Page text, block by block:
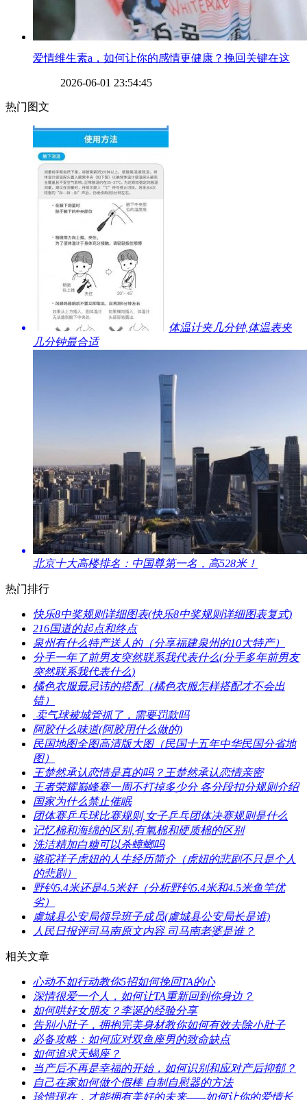
​爱情维生素a，如何让你的感情更健康？挽回关键在这
2026-06-01 23:54:45
热门图文
​体温计夹几分钟,体温表夹
几分钟最合适
​北京十大高楼排名：中国尊第一名，高528米！
热门排行
​快乐8中奖规则详细图表(快乐8中奖规则详细图表复式)
​216国道的起点和终点
​泉州有什么特产送人的（分享福建泉州的10大特产）
​分手一年了前男友突然联系我代表什么(分手多年前男友
突然联系我代表什么)
​橘色衣服最忌讳的搭配（橘色衣服怎样搭配才不会出
错）
​ 卖气球被城管抓了，需要罚款吗
​阿胶什么味道(阿胶用什么做的)
​民国地图全图高清版大图（民国十五年中华民国分省地
图）
​王楚然承认恋情是真的吗？王楚然承认恋情亲密
​王者荣耀巅峰赛一周不打掉多少分 各分段扣分规则介绍
​国家为什么禁止催眠
​团体赛乒乓球比赛规则,女子乒乓团体决赛规则是什么
​记忆棉和海绵的区别,有氧棉和硬质棉的区别
​洗洁精加白糖可以杀蟑螂吗
​骆驼祥子虎妞的人生经历简介（虎妞的悲剧不只是个人
的悲剧）
​野钓5.4米还是4.5米好（分析野钓5.4米和4.5米鱼竿优
劣）
​虞城县公安局领导班子成员(虞城县公安局长是谁)
​人民日报评司马南原文内容 司马南老婆是谁？
相关文章
​心动不如行动教你5招如何挽回TA的心
​深情很爱一个人，如何让TA重新回到你身边？
​如何哄好女朋友？李诞的经验分享
​告别小肚子，拥抱完美身材教你如何有效去除小肚子
​必备攻略：如何应对双鱼座男的致命缺点
​如何追求天蝎座？
​当产后不再是幸福的开始，如何识别和应对产后抑郁？
​自己在家如何做个假棒 自制自慰器的方法
​珍惜现在，才能拥有美好的未来——如何让你的爱情长